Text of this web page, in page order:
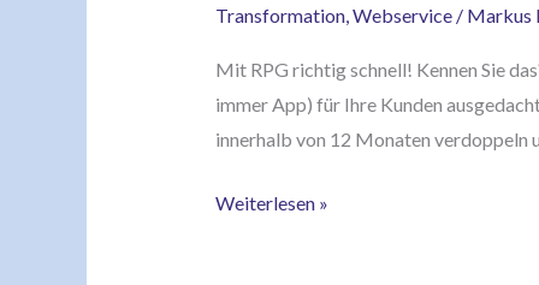
Transformation,Webservice/ Markus
Mit RPG richtig schnell! Kennen Sie
immer App) für Ihre Kunden
innerhalb von 12 Monaten verdoppeln
Weiterlesen »